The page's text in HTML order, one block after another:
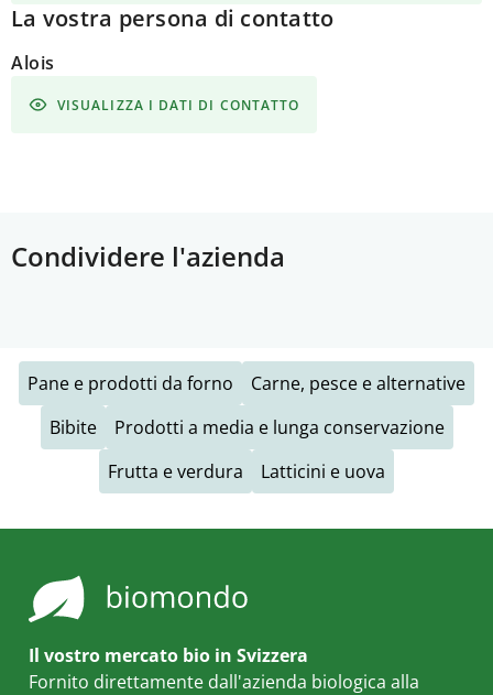
La vostra persona di contatto
Alois
VISUALIZZA I DATI DI CONTATTO
Condividere l'azienda
Pane e prodotti da forno
Carne, pesce e alternative
Bibite
Prodotti a media e lunga conservazione
Frutta e verdura
Latticini e uova
Il vostro mercato bio in Svizzera
Fornito direttamente dall'azienda biologica alla